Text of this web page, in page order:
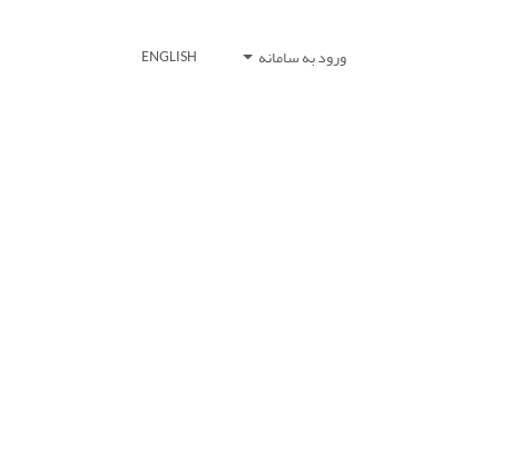
ورود به سامانه ENGLISH